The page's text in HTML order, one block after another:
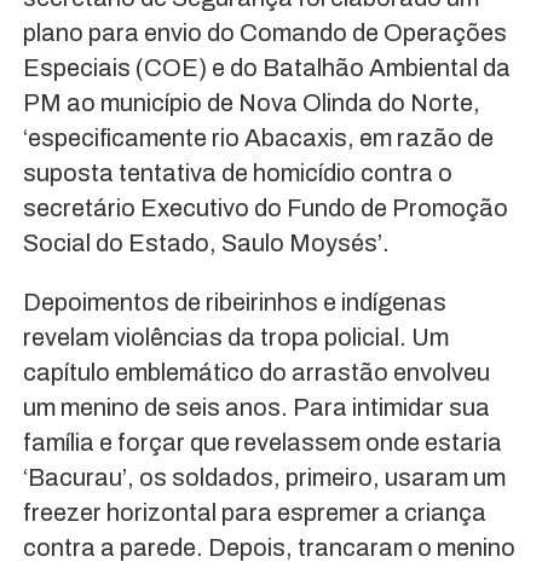
plano para envio do Comando de Operações
Especiais (COE) e do Batalhão Ambiental da
PM ao município de Nova Olinda do Norte,
‘especificamente rio Abacaxis, em razão de
suposta tentativa de homicídio contra o
secretário Executivo do Fundo de Promoção
Social do Estado, Saulo Moysés’.
Depoimentos de ribeirinhos e indígenas
revelam violências da tropa policial. Um
capítulo emblemático do arrastão envolveu
um menino de seis anos. Para intimidar sua
família e forçar que revelassem onde estaria
‘Bacurau’, os soldados, primeiro, usaram um
freezer horizontal para espremer a criança
contra a parede. Depois, trancaram o menino